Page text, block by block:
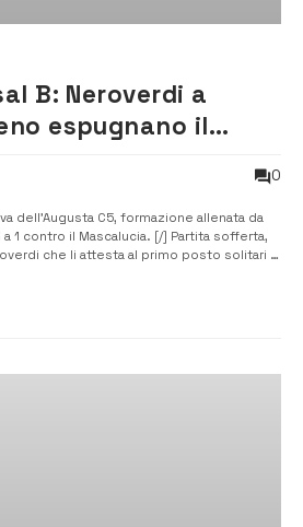
B: Neroverdi a
espugnano il
0
dell’Augusta C5, formazione allenata da
1 contro il Mascalucia. [/] Partita sofferta,
che li attesta al primo posto solitari in
detto Tringali – ...